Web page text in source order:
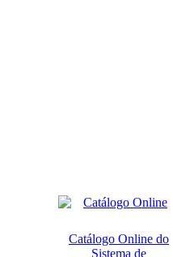
Catálogo Online do
Sistema de